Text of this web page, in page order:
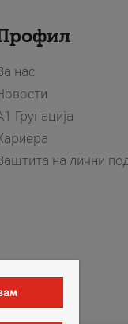
нас
Групација
на лични